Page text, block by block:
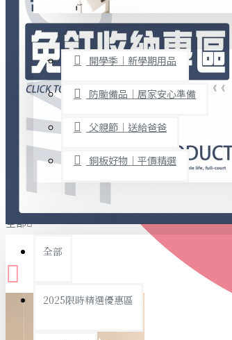
查看更多
文具禮品
事務用品
文具收納
書寫用品
衛浴用品
桌子/椅子
置物架/收納櫃
其他
免打孔收納專區
限時促銷
開學季｜新學期用品
防颱備品｜居家安心準備
父親節｜送給爸爸
銅板好物｜平價精選
全部
全部
2025限時精選優惠區